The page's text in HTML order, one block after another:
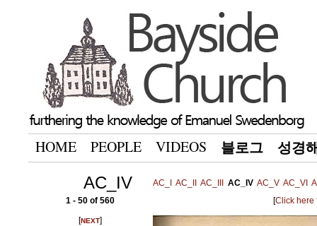
HOME PEOPLE VIDEOS 블로그 성경
AC_IV AC_I AC_II AC_III AC_IV AC_V AC_VI
1 - 50 of 560
[NEXT]
[Click here